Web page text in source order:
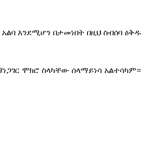
እንደሚሆን በታመነበት በዚህ ስብሰባ ዕቅዱ
ሞክሮ ስላካቸው ሰላማይነሳ አልተሳካም።